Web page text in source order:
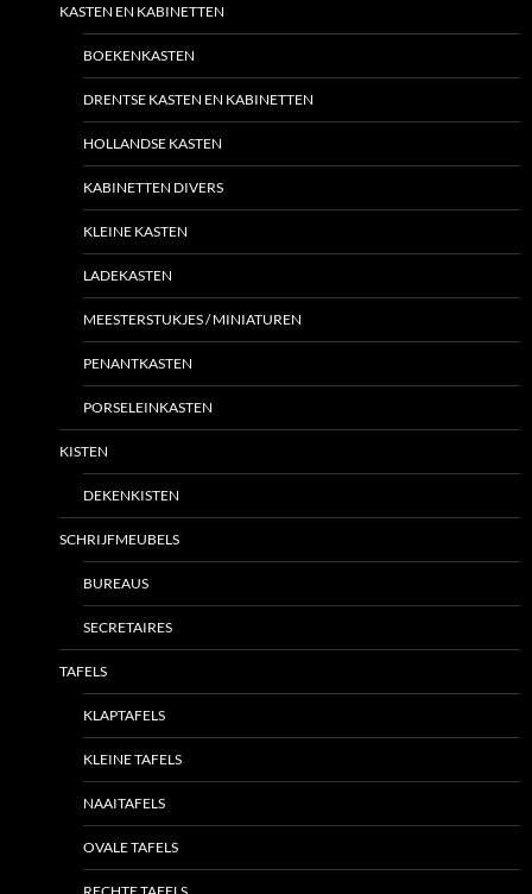
KASTEN EN KABINETTEN
BOEKENKASTEN
DRENTSE KASTEN EN KABINETTEN
HOLLANDSE KASTEN
KABINETTEN DIVERS
KLEINE KASTEN
LADEKASTEN
MEESTERSTUKJES / MINIATUREN
PENANTKASTEN
PORSELEINKASTEN
KISTEN
DEKENKISTEN
SCHRIJFMEUBELS
BUREAUS
SECRETAIRES
TAFELS
KLAPTAFELS
KLEINE TAFELS
NAAITAFELS
OVALE TAFELS